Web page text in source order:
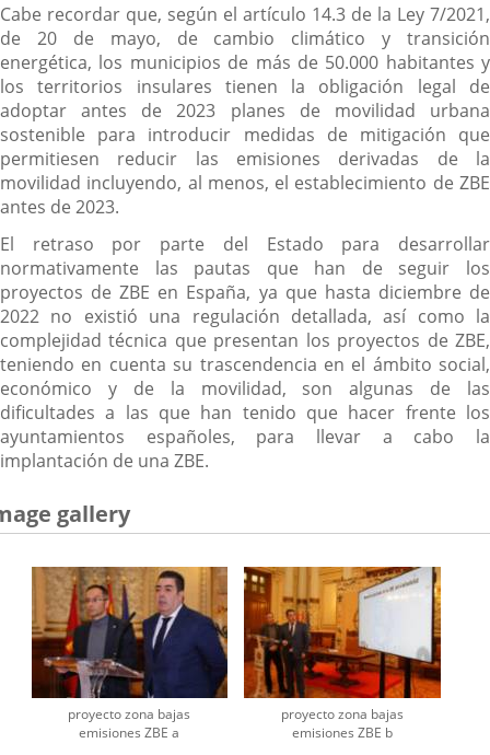
Cabe recordar que, según el artículo 14.3 de la Ley 7/2021,
de 20 de mayo, de cambio climático y transición
energética, los municipios de más de 50.000 habitantes y
los territorios insulares tienen la obligación legal de
adoptar antes de 2023 planes de movilidad urbana
sostenible para introducir medidas de mitigación que
permitiesen reducir las emisiones derivadas de la
movilidad incluyendo, al menos, el establecimiento de ZBE
antes de 2023.
El retraso por parte del Estado para desarrollar
normativamente las pautas que han de seguir los
proyectos de ZBE en España, ya que hasta diciembre de
2022 no existió una regulación detallada, así como la
complejidad técnica que presentan los proyectos de ZBE,
teniendo en cuenta su trascendencia en el ámbito social,
económico y de la movilidad, son algunas de las
dificultades a las que han tenido que hacer frente los
ayuntamientos españoles, para llevar a cabo la
implantación de una ZBE.
gallery
proyecto zona bajas
emisiones ZBE a
proyecto zona bajas
emisiones ZBE b